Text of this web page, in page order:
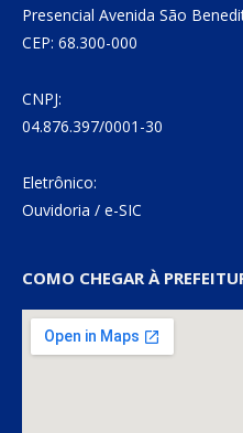
Presencial Avenida São
CEP: 68.300-000
CNPJ:
04.876.397/0001-30
Eletrônico:
Ouvidoria / e-SIC
COMO CHEGAR À